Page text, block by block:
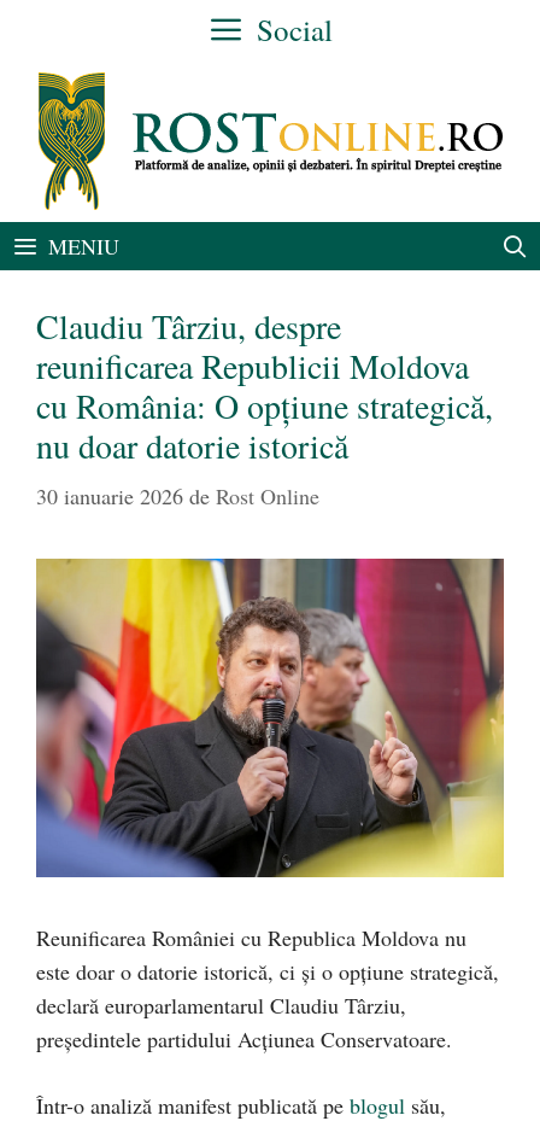
conținut
Social
MENIU
Claudiu Târziu, despre
reunificarea Republicii Moldova
cu România: O opțiune strategică,
nu doar datorie istorică
30 ianuarie 2026 de Rost Online
Reunificarea României cu Republica Moldova nu
este doar o datorie istorică, ci și o opțiune strategică,
declară europarlamentarul Claudiu Târziu,
președintele partidului Acțiunea Conservatoare.
Într-o analiză manifest publicată pe blogul său,